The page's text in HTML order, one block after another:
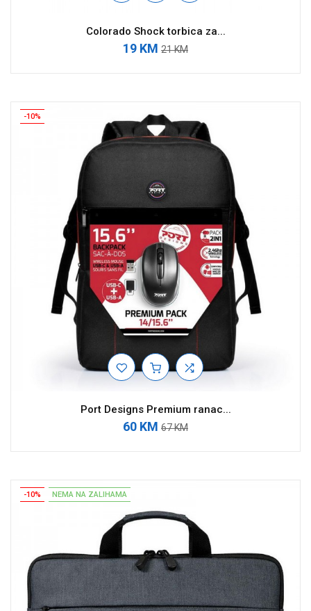
Colorado Shock torbica za...
19 KM 21 KM
-10%
Port Designs Premium ranac...
60 KM 67 KM
-10% NEMA NA ZALIHAMA